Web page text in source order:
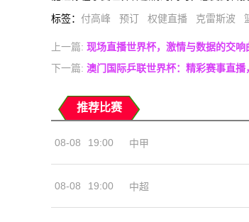
标签： 付高峰 预订 权健直播 克雷斯波
上一篇: 现场直播世界杯，激情与数据的交响
下一篇: 澳门国际乒联世界杯：精彩赛事直
推荐比赛
08-08 19:00 中甲
08-08 19:00 中超